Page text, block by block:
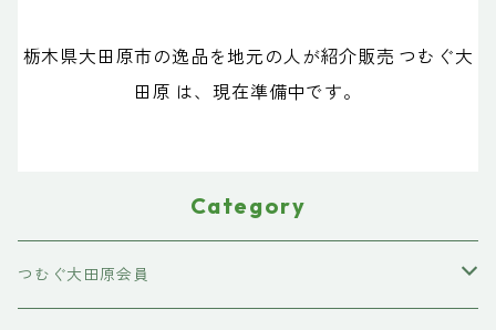
栃木県大田原市の逸品を地元の人が紹介販売 つむぐ大
田原 は、現在準備中です。
Category
つむぐ大田原会員